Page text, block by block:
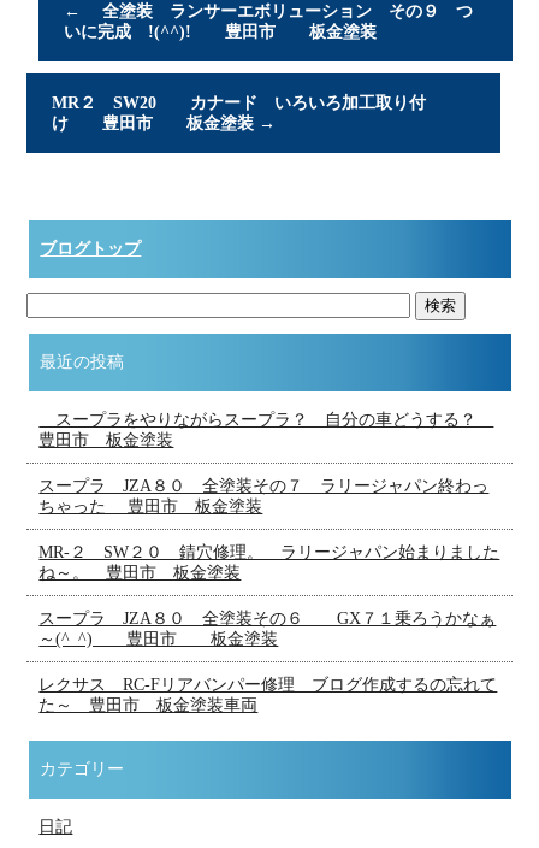
←
全塗装 ランサーエボリューション その９ つ
いに完成 !(^^)! 豊田市 板金塗装
MR２ SW20 カナード いろいろ加工取り付
け 豊田市 板金塗装 →
ブログトップ
最近の投稿
スープラをやりながらスープラ？ 自分の車どうする？
豊田市 板金塗装
スープラ JZA８０ 全塗装その７ ラリージャパン終わっ
ちゃった 豊田市 板金塗装
MR-２ SW２０ 錆穴修理。 ラリージャパン始まりました
ね～。 豊田市 板金塗装
スープラ JZA８０ 全塗装その６ GX７１乗ろうかなぁ
～(^_^) 豊田市 板金塗装
レクサス RC-Fリアバンパー修理 ブログ作成するの忘れて
た～ 豊田市 板金塗装車両
カテゴリー
日記